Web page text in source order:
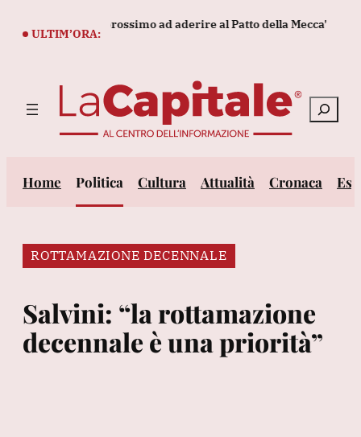
ULTIM’ORA:
essere il prossimo ad aderire al Patto della Mecca'
Cerca
Home Politica Cultura Attualità Cronaca
ROTTAMAZIONE DECENNALE
Salvini: “la rottamazione
decennale è una priorità”